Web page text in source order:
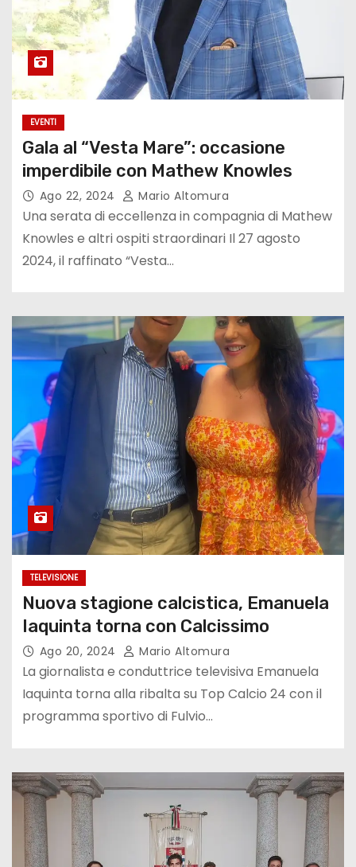
EVENTI
Gala al “Vesta Mare”: occasione
imperdibile con Mathew Knowles
Ago 22, 2024 Mario Altomura
Una serata di eccellenza in compagnia di Mathew
Knowles e altri ospiti straordinari Il 27 agosto
2024, il raffinato “Vesta…
TELEVISIONE
Nuova stagione calcistica, Emanuela
Iaquinta torna con Calcissimo
Ago 20, 2024 Mario Altomura
La giornalista e conduttrice televisiva Emanuela
Iaquinta torna alla ribalta su Top Calcio 24 con il
programma sportivo di Fulvio…